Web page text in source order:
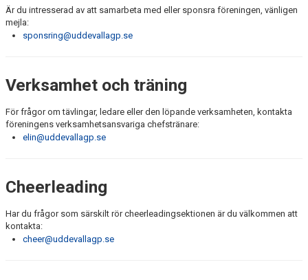
Är du intresserad av att samarbeta med eller sponsra föreningen, vänligen
mejla:
sponsring@uddevallagp.se
Verksamhet och träning
För frågor om tävlingar, ledare eller den löpande verksamheten, kontakta
föreningens verksamhetsansvariga chefstränare:
elin@uddevallagp.se
Cheerleading
Har du frågor som särskilt rör cheerleadingsektionen är du välkommen att
kontakta:
cheer@uddevallagp.se